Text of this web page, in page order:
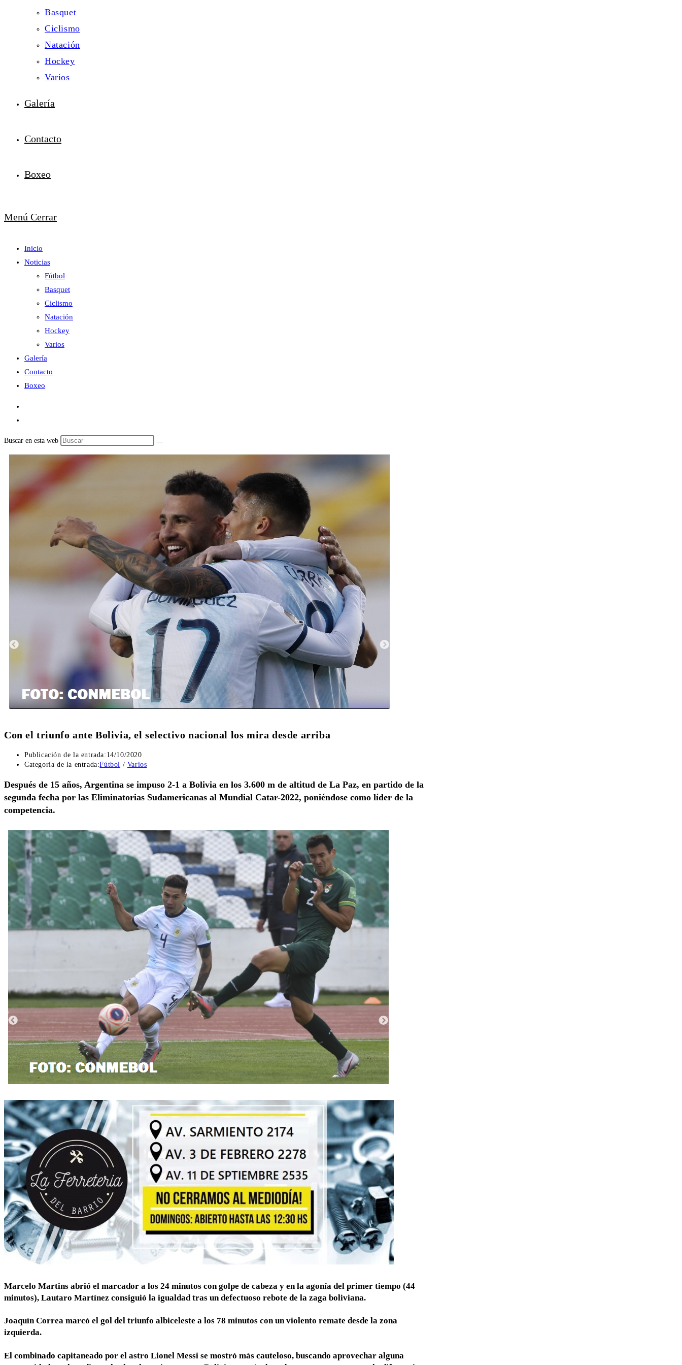
Basquet
Ciclismo
Natación
Hockey
Varios
Galería
Contacto
Boxeo
Menú Cerrar
Inicio
Noticias
Fútbol
Basquet
Ciclismo
Natación
Hockey
Varios
Galería
Contacto
Boxeo
Buscar en esta web
Con el triunfo ante Bolivia, el selectivo nacional los mira desde arriba
Publicación de la entrada: 14/10/2020
Categoría de la entrada:Fútbol / Varios
Después de 15 años, Argentina se impuso 2-1 a Bolivia en los 3.600 m de altitud de La Paz, en partido de la
segunda fecha por las Eliminatorias Sudamericanas al Mundial Catar-2022, poniéndose como líder de la
competencia.
Marcelo Martins abrió el marcador a los 24 minutos con golpe de cabeza y en la agonía del primer tiempo (44
minutos), Lautaro Martínez consiguió la igualdad tras un defectuoso rebote de la zaga boliviana.
Joaquín Correa marcó el gol del triunfo albiceleste a los 78 minutos con un violento remate desde la zona
izquierda.
El combinado capitaneado por el astro Lionel Messi se mostró más cauteloso, buscando aprovechar alguna